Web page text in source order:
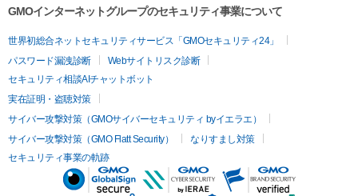
GMOインターネットグループのセキュリティ事業について
世界初総合ネットセキュリティサービス「GMOセキュリティ24」
パスワード漏洩診断
Webサイトリスク診断
セキュリティ相談AIチャットボット
実在証明・盗聴対策
サイバー攻撃対策（GMOサイバーセキュリティ byイエラエ）
サイバー攻撃対策（GMO Flatt Security）
なりすまし対策
セキュリティ事業の軌跡